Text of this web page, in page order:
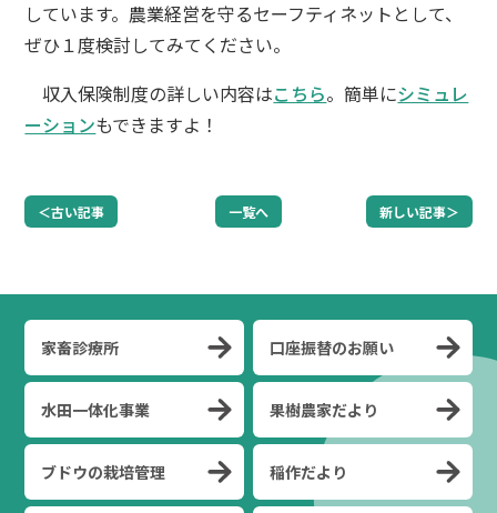
しています。農業経営を守るセーフティネットとして、
ぜひ１度検討してみてください。
収入保険制度の詳しい内容はこちら。簡単にシミュレ
ーションもできますよ！
＜古い記事 一覧へ 新しい記事＞
家畜診療所 口座振替のお願い
水田一体化事業 果樹農家だより
ブドウの栽培管理 稲作だより